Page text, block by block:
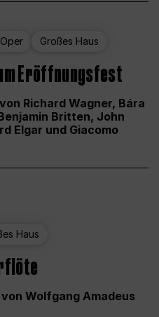
Oper Großes Haus
Eröffnungsfest
Richard Wagner, Bára
Britten, John
Elgar und Giacomo
Haus
Wolfgang Amadeus